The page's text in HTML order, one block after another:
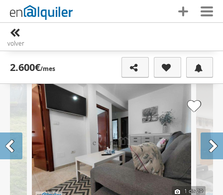
volver
2.600€/mes
1 de 29